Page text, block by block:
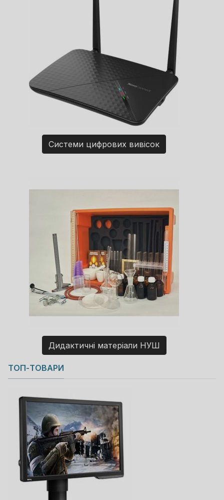
Системи цифрових вивісок
Дидактичні матеріали НУШ
Copyright MAXXmarketing GmbH
JoomShopping Download & Support
ТОП-ТОВАРИ